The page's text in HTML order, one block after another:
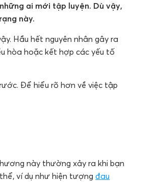
ai mới tập luyện. Dù vậy,
này.
Hầu hết nguyên nhân gây ra
hòa hoặc kết hợp các yếu tố
Để hiểu rõ hơn về việc tập
này thường xảy ra khi bạn
ví dụ như hiện tượngđau